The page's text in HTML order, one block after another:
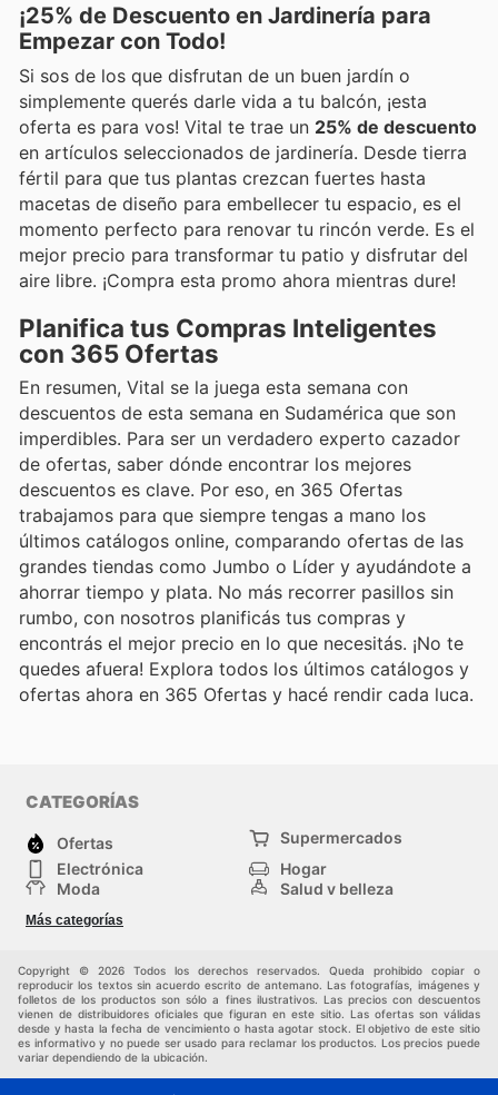
¡25% de Descuento en Jardinería para
Empezar con Todo!
Si sos de los que disfrutan de un buen jardín o
simplemente querés darle vida a tu balcón, ¡esta
oferta es para vos! Vital te trae un 25% de descuento
en artículos seleccionados de jardinería. Desde tierra
fértil para que tus plantas crezcan fuertes hasta
macetas de diseño para embellecer tu espacio, es el
momento perfecto para renovar tu rincón verde. Es el
mejor precio para transformar tu patio y disfrutar del
aire libre. ¡Compra esta promo ahora mientras dure!
Planifica tus Compras Inteligentes
con 365 Ofertas
En resumen, Vital se la juega esta semana con
descuentos de esta semana en Sudamérica que son
imperdibles. Para ser un verdadero experto cazador
de ofertas, saber dónde encontrar los mejores
descuentos es clave. Por eso, en 365 Ofertas
trabajamos para que siempre tengas a mano los
últimos catálogos online, comparando ofertas de las
grandes tiendas como Jumbo o Líder y ayudándote a
ahorrar tiempo y plata. No más recorrer pasillos sin
rumbo, con nosotros planificás tus compras y
encontrás el mejor precio en lo que necesitás. ¡No te
quedes afuera! Explora todos los últimos catálogos y
ofertas ahora en 365 Ofertas y hacé rendir cada luca.
CATEGORÍAS
Ofertas
Supermercados
Electrónica
Hogar
Moda
Salud y belleza
Deportes
Más categorías
Copyright © 2026 Todos los derechos reservados. Queda prohibido copiar o
reproducir los textos sin acuerdo escrito de antemano. Las fotografías, imágenes y
folletos de los productos son sólo a fines ilustrativos. Las precios con descuentos
vienen de distribuidores oficiales que figuran en este sitio. Las ofertas son válidas
desde y hasta la fecha de vencimiento o hasta agotar stock. El objetivo de este sitio
es informativo y no puede ser usado para reclamar los productos. Los precios puede
variar dependiendo de la ubicación.